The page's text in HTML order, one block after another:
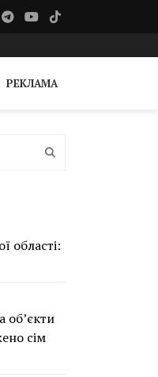
РЕКЛАМА
області:
об’єкти
сім